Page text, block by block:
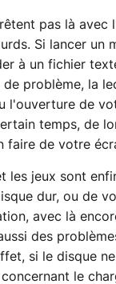
pas là
Si lancer un
à un fichier
de problème, la
l'ouverture de
temps, de
faire de votre
les jeux sont
dur, ou de
avec là
des
si le disque
le